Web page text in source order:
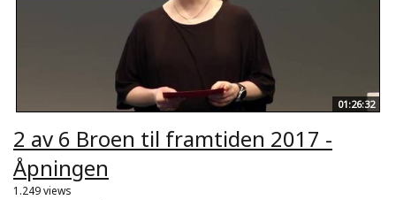
01:26:32
2 av 6 Broen til framtiden 2017 -
Åpningen
1.249 views